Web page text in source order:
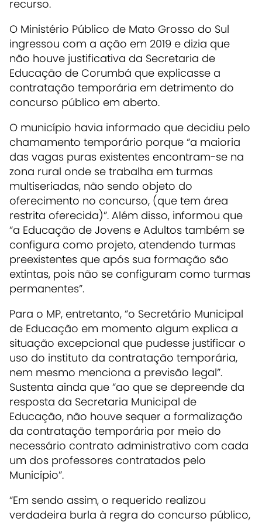
recurso.
O Ministério Público de Mato Grosso do Sul
ingressou com a ação em 2019 e dizia que
não houve justificativa da Secretaria de
Educação de Corumbá que explicasse a
contratação temporária em detrimento do
concurso público em aberto.
O município havia informado que decidiu pelo
chamamento temporário porque “a maioria
das vagas puras existentes encontram-se na
zona rural onde se trabalha em turmas
multiseriadas, não sendo objeto do
oferecimento no concurso, (que tem área
restrita oferecida)”. Além disso, informou que
“a Educação de Jovens e Adultos também se
configura como projeto, atendendo turmas
preexistentes que após sua formação são
extintas, pois não se configuram como turmas
permanentes”.
Para o MP, entretanto, “o Secretário Municipal
de Educação em momento algum explica a
situação excepcional que pudesse justificar o
uso do instituto da contratação temporária,
nem mesmo menciona a previsão legal”.
Sustenta ainda que “ao que se depreende da
resposta da Secretaria Municipal de
Educação, não houve sequer a formalização
da contratação temporária por meio do
necessário contrato administrativo com cada
um dos professores contratados pelo
Município”.
“Em sendo assim, o requerido realizou
verdadeira burla à regra do concurso público,